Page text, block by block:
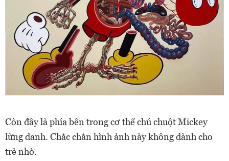
Còn đây là phía bên trong cơ thể chú chuột Mickey
lừng danh. Chắc chắn hình ảnh này không dành cho
trẻ nhỏ.